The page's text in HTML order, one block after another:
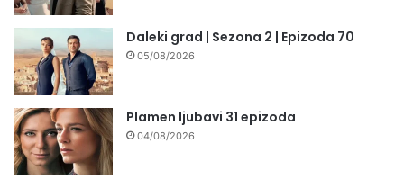
Daleki grad | Sezona 2 | Epizoda 70
05/08/2026
Plamen ljubavi 31 epizoda
04/08/2026